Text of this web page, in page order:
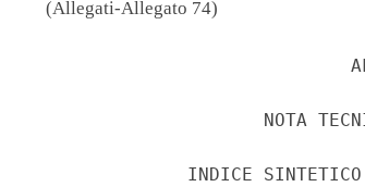
(Allegati-Allegato 74)
NOTA
INDICE